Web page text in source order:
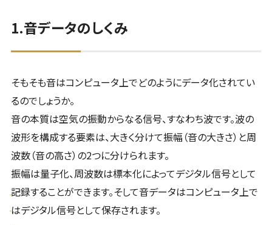
1.音データのしくみ
そもそも音はコンピュータ上でどのようにデータ化されてい
るのでしょうか。
音の本質は空気の振動からなる信号、すなわち波です。波の
波形を構成する要素は、大きく分けて振幅（音の大きさ）と周
波数（音の高さ）の2つに分けられます。
振幅は量子化、周波数は標本化によってデジタル信号として
記録することができます。そして音データはコンピュータ上で
はデジタル信号として保存されます。